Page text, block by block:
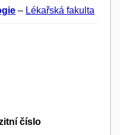
– Lékařská fakulta
číslo